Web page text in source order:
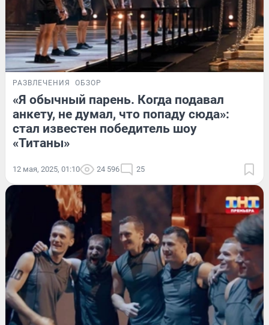
РАЗВЛЕЧЕНИЯ ОБЗОР
«Я обычный парень. Когда подавал
анкету, не думал, что попаду сюда»:
стал известен победитель шоу
«Титаны»
12 мая, 2025, 01:10 24 596 25